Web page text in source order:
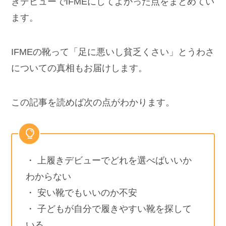
ます。
IFMEの靴って「足に悪いし貧乏くさい」とうわさ
についての真相もお届けします。
この記事を読めば次の点がわかります。
・ 上履きデビューでどれを選べばいいか
わからない
・ 安い靴でもいいのか不安
・ 子どもが自分で履きやすい靴を探して